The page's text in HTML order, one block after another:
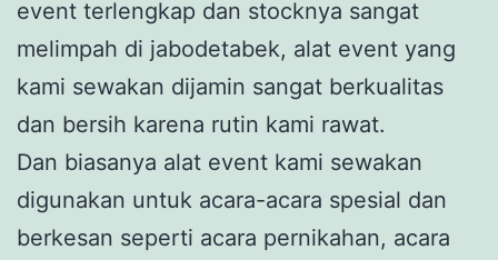
event terlengkap dan stocknya sangat
melimpah di jabodetabek, alat event yang
kami sewakan dijamin sangat berkualitas
dan bersih karena rutin kami rawat.
Dan biasanya alat event kami sewakan
digunakan untuk acara-acara spesial dan
berkesan seperti acara pernikahan, acara